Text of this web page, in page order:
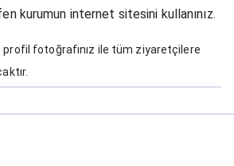
kurumun internet sitesini kullanınız.
profil fotoğrafınız ile tüm ziyaretçilere